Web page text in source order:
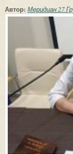
Автор: Меридиан 27